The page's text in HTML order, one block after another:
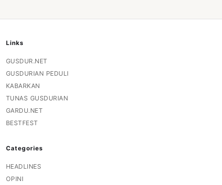
Links
GUSDUR.NET
GUSDURIAN PEDULI
KABARKAN
TUNAS GUSDURIAN
GARDU.NET
BESTFEST
Categories
HEADLINES
OPINI